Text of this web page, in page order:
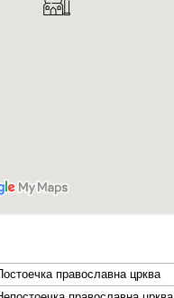
православна црква